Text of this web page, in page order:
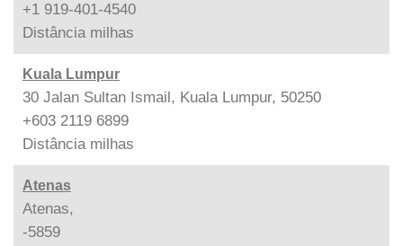
+1 919-401-4540
Distância milhas
Kuala Lumpur
30 Jalan Sultan Ismail, Kuala Lumpur, 50250
+603 2119 6899
Distância milhas
Atenas
Atenas,
-5859